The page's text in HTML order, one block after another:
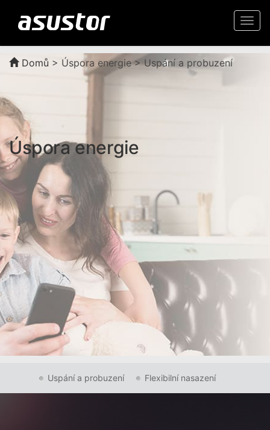
Domů > Úspora energie > Uspání a probuzení
Úspora energie
Uspání a probuzení Flexibilní nasazení